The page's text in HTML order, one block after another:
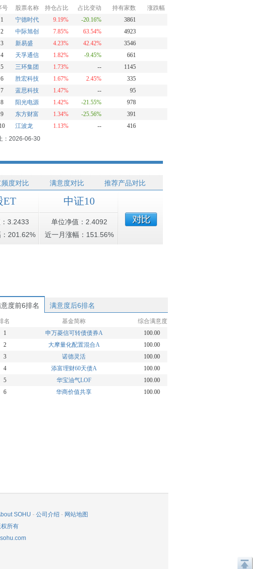
号 股票名称 持仓占比 占比变动 持有家数
涨跌幅
1
宁德时代 9.19% -20.16%
3861
2
中际旭创 7.85% 63.54%
4923
3
新易盛 4.23% 42.42%
3546
4
天孚通信 1.82% -9.45%
661
5
三环集团 1.73% --
1145
6
胜宏科技 1.67% 2.45%
335
7
蓝思科技 1.47% --
95
8
阳光电源 1.42% -21.55%
978
9
东方财富 1.34% -25.56%
391
10
江波龙 1.13% --
416
：2026-06-30
频度对比 满意度对比 推荐产品对比
ET
3.2433
201.62%
中证10
单位净值：2.4092
近一月涨幅：151.56%
度前6排名 满意度后6排名
名 基金简称
综合满意度
1
申万菱信可转债债券A
100.00
2
大摩量化配置混合A
100.00
3
诺德灵活
100.00
4
添富理财60天债A
100.00
5
华宝油气LOF
100.00
6
华商价值共享 100.00
SOHU - 公司介绍 - 网站地图
权所有